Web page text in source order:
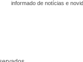
informado de notícias e